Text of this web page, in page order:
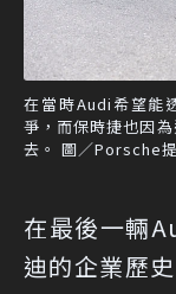
在當時Audi希望能
爭，而保時捷也因
去。 圖／Porsche
在最後一輛
迪的企業歷